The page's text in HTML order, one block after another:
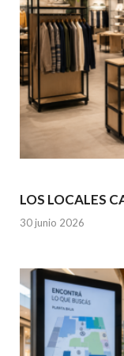
LOS LOCALES
30 junio 2026